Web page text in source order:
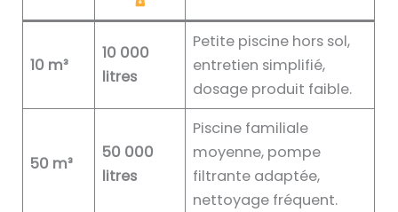
10 m³
10 000
litres
Petite piscine hors sol,
entretien simplifié,
dosage produit faible.
50 m³
50 000
litres
Piscine familiale
moyenne, pompe
filtrante adaptée,
nettoyage fréquent.